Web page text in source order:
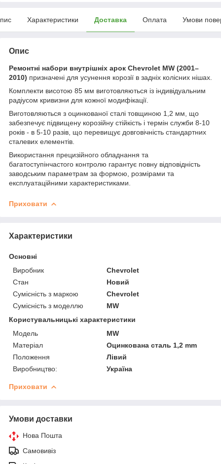
Характеристики Доставка Оплата Умови
Опис
Ремонтні набори внутрішніх арок Chevrolet MW (2001–
2010) призначені для усунення корозії в задніх колісних нішах.
Комплекти висотою 85 мм виготовляються із індивідуальним
радіусом кривизни для кожної модифікації.
Виготовляються з оцинкованої сталі товщиною 1,2 мм, що
забезпечує підвищену корозійну стійкість і термін служби 8-10
років - в 5-10 разів, що перевищує довговічність стандартних
сталевих елементів.
Використання прецизійного обладнання та
багатоступінчастого контролю гарантує повну відповідність
заводським параметрам за формою, розмірами та
експлуатаційними характеристиками.
Приховати
Характеристики
Основні
Виробник
Chevrolet
Стан
Новий
Сумісність з маркою
Chevrolet
Сумісність з моделлю
MW
Користувальницькі характеристики
Мoдель
MW
Матеріал
Оцинкована сталь 1,2 mm
Положення
Лівий
Виробництво:
Україна
Приховати
Умови доставки
Нова Пошта
Самовивіз